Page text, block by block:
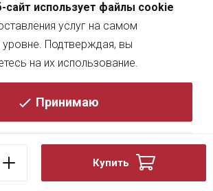
сайт использует файлы cookie
услуг на самом
Подтверждая, вы
на их использование.
Принимаю
Купить
DESIGN BY